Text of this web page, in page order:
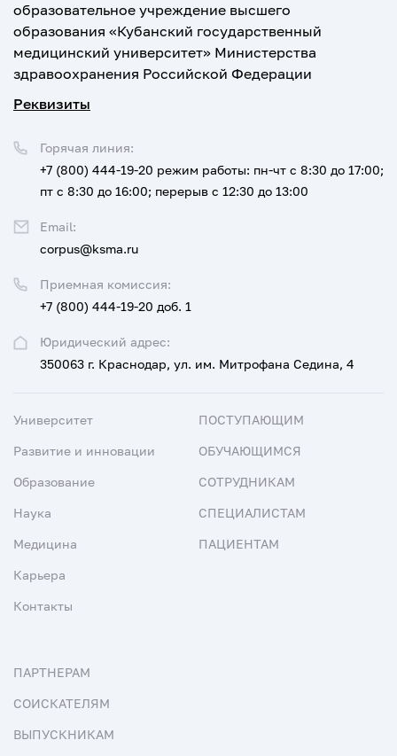
образовательное учреждение высшего
образования «Кубанский государственный
медицинский университет» Министерства
здравоохранения Российской Федерации
Реквизиты
Юридический адрес:
350063 г. Краснодар, ул. им. Митрофана Седина, 4
Приемная комиссия:
+7 (800) 444-19-20 доб. 1
Горячая линия:
+7 (800) 444-19-20 режим работы: пн-чт с 8:30 до 17:00;
пт с 8:30 до 16:00; перерыв с 12:30 до 13:00
Email:
corpus@ksma.ru
Университет
Развитие и инновации
Образование
Наука
Медицина
Карьера
Контакты
ПОСТУПАЮЩИМ
ОБУЧАЮЩИМСЯ
СОТРУДНИКАМ
СПЕЦИАЛИСТАМ
ПАЦИЕНТАМ
ПАРТНЕРАМ
СОИСКАТЕЛЯМ
ВЫПУСКНИКАМ